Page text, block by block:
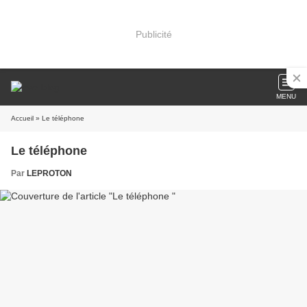
Publicité
MENU
Accueil » Le téléphone
Le téléphone
Par LEPROTON